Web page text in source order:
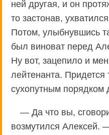
ней другая, и он
то застонав,
Потом, улыбнувшись
был виноват перед
Ну вот, зацепило и
лейтенанта.
сухопутным порядком
— Да что вы,
возмутился Алексей.